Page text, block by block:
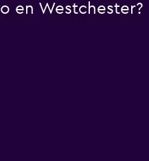
en Westchester?